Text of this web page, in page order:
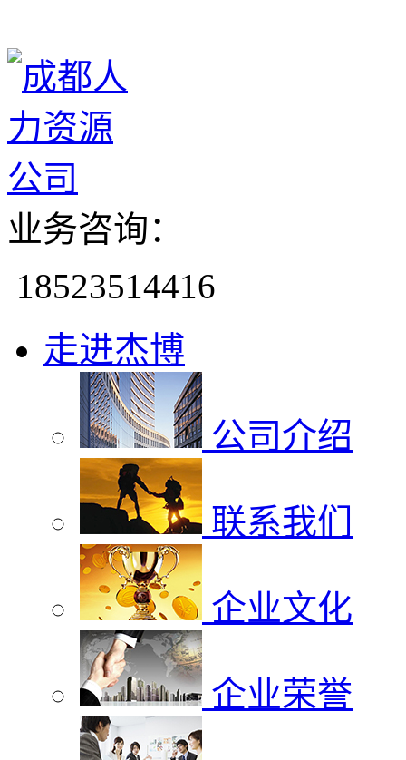
业务咨询：
18523514416
走进杰博
公司介绍
联系我们
企业文化
企业荣誉